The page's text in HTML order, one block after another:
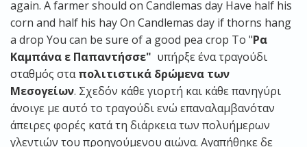
again. A farmer should on Candlemas day Have half his
corn and half his hay On Candlemas day if thorns hang
a drop You can be sure of a good pea crop Το "Ρα
Καμπάνα ε Παπαντήσσε" υπήρξε ένα τραγούδι
σταθμός σταπολιτιστικά δρώμενα των
Μεσογείων. Σχεδόν κάθε γιορτή και κάθε πανηγύρι
άνοιγε με αυτό το τραγούδι ενώ επαναλαμβανόταν
άπειρες φορές κατά τη διάρκεια των πολυήμερων
γλεντιών του προηγούμενου αιώνα. Αγαπήθηκε δε